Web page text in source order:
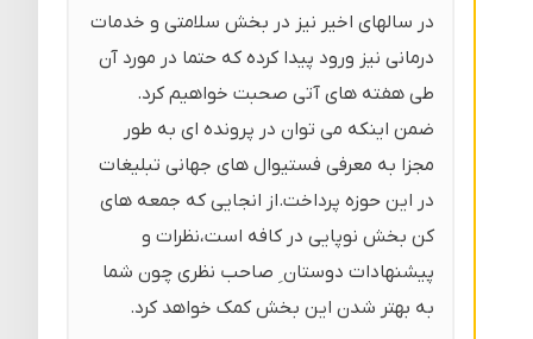
در سالهای اخیر نیز در بخش سلامتی و خدمات
درمانی نیز ورود پیدا کرده که حتما در مورد آن
طی هفته های آتی صحبت خواهیم کرد.
ضمن اینکه می توان در پرونده ای به طور
مجزا به معرفی فستیوال های جهانی تبلیغات
در این حوزه پرداخت.از انجایی که جمعه های
کن بخش نوپایی در کافه است،نظرات و
پیشنهادات دوستان ِ صاحب نظری چون شما
به بهتر شدن این بخش کمک خواهد کرد.